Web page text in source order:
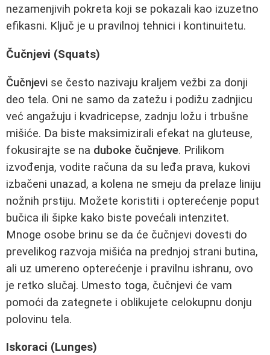
nezamenjivih pokreta koji se pokazali kao izuzetno
efikasni. Ključ je u pravilnoj tehnici i kontinuitetu.
Čučnjevi (Squats)
Čučnjevi se često nazivaju kraljem vežbi za donji
deo tela. Oni ne samo da zatežu i podižu zadnjicu
već angažuju i kvadricepse, zadnju ložu i trbušne
mišiće. Da biste maksimizirali efekat na gluteuse,
fokusirajte se na duboke čučnjeve. Prilikom
izvođenja, vodite računa da su leđa prava, kukovi
izbačeni unazad, a kolena ne smeju da prelaze liniju
nožnih prstiju. Možete koristiti i opterećenje poput
bučica ili šipke kako biste povećali intenzitet.
Mnoge osobe brinu se da će čučnjevi dovesti do
prevelikog razvoja mišića na prednjoj strani butina,
ali uz umereno opterećenje i pravilnu ishranu, ovo
je retko slučaj. Umesto toga, čučnjevi će vam
pomoći da zategnete i oblikujete celokupnu donju
polovinu tela.
Iskoraci (Lunges)